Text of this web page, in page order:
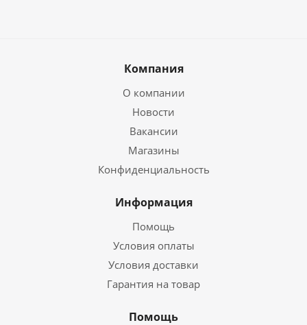
Компания
О компании
Новости
Вакансии
Магазины
Конфиденциальность
Информация
Помощь
Условия оплаты
Условия доставки
Гарантия на товар
Помощь